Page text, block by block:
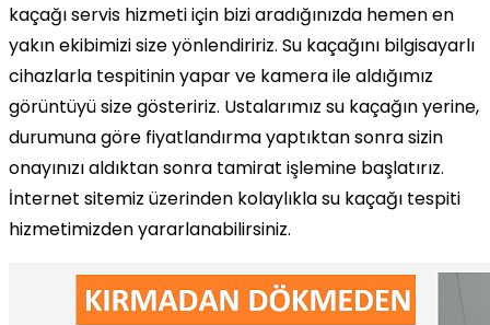
kaçağı servis hizmeti için bizi aradığınızda hemen en
yakın ekibimizi size yönlendiririz. Su kaçağını bilgisayarlı
cihazlarla tespitinin yapar ve kamera ile aldığımız
görüntüyü size gösteririz. Ustalarımız su kaçağın yerine,
durumuna göre fiyatlandırma yaptıktan sonra sizin
onayınızı aldıktan sonra tamirat işlemine başlatırız.
İnternet sitemiz üzerinden kolaylıkla su kaçağı tespiti
hizmetimizden yararlanabilirsiniz.